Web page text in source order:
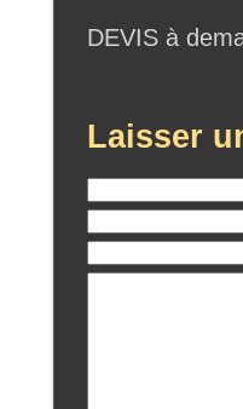
DEVIS à
Laisser